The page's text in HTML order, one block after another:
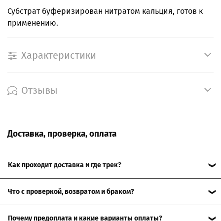
Субстрат буферизирован нитратом кальция, готов к
применению.
Характеристики
Отзывы
Доставка, проверка, оплата
Как проходит доставка и где трек?
пришлём трек-номер, чтобы отслеживать посылку. Сроки
зависят от региона и выбранной доставки, точные варианты
видны при оформлении.Подробнее о доставке
Что с проверкой, возвратом и браком?
Почему предоплата и какие варианты оплаты?